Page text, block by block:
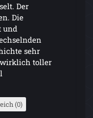
Der
Die
und
sehr
wirklich toller
(0)